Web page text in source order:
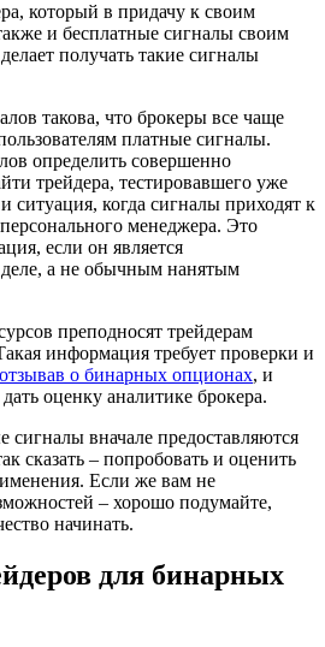
который в придачу к своим
и бесплатные сигналы своим
получать такие сигналы
такова, что брокеры все чаще
платные сигналы.
определить совершенно
трейдера, тестировавшего уже
ситуация, когда сигналы приходят к
менеджера. Это
если он является
а не обычным нанятым
преподносят трейдерам
информация требует проверки и
о бинарных опционах, и
оценку аналитике брокера.
сигналы вначале предоставляются
сказать – попробовать и оценить
Если же вам не
– хорошо подумайте,
начинать.
для бинарных